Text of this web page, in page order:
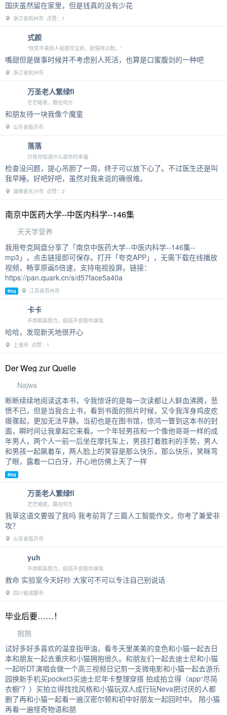
国庆虽然留在家里，但是钱真的没有少花
浙江省杭州市 点赞：1
式颜
“欣赏不来别人视若珍宝的，就保持沉默。”
嘴甜但是做事时候并不考虑别人死活，也算是口蜜腹剑的一种吧
浙江省杭州市
万圣老人繁绿fl
茫茫暗夜，路在何方
和朋友待一块我像个魔童
山东省临沂市
落落
只有你知道什么是你的幸福
检查没问题，提心吊胆了一周，终于可以放下心了。不过医生还是叫
我早睡。好吧好吧，虽然对我来说的确很难。
湖南省长沙市 点赞：2
南京中医药大学--中医内科学--146集
天天学营养
我用夸克网盘分享了「南京中医药大学--中医内科学--146集--
mp3」，点击链接即可保存。打开「夸克APP」，无需下载在线播放
视频，畅享原画5倍速，支持电视投屏。链接：
https://pan.quark.cn/s/d57face5a40a
Blog 江苏省苏州市
卡卡
不用假装努力，结局不会陪你演戏
哈哈，发现新天地很开心
上海市 点赞：1
Der Weg zur Quelle
Najwa
断断续续地阅读这本书，令我惊讶的是每一次读都让人鲜血沸腾，悲
愤不已，但是当我合上书，看到书面的照片时候，又令我浑身鸡皮疙
瘩骤起，更加无法平静。当初也是在图书馆，惊鸿一瞥到这本书的封
面，瞬时间让我拿起它来看。一个年轻男孩和一个像他哥哥一样的成
年男人，两个人一前一后坐在摩托车上，男孩打着胜利的手势，男人
和男孩一起飙着车，两人脸上的笑容是那么快乐，那么快乐，笑眯弯
了眼，露着一口白牙，开心地仿佛上天了一样
Blog
万圣老人繁绿fl
茫茫暗夜，路在何方
我草这语文要毁了我吗 我考前背了三篇人工智能作文，你考了兼爱非
攻？
山东省临沂市
yuh
不用假装努力，结局不会陪你演戏
救命 实验室今天好吵 大家可不可以专注自己别说话
四川省成都市
毕业后要……！
抱抱
试好多好多喜欢的温变指甲油，看冬天里美美的变色和小猫一起去日
本和朋友一起去重庆和小猫拥抱很久。和朋友们一起去迪士尼和小猫
一起听DT演唱会做一个高三视频日记剪一支微电影和小猫一起去游乐
园换新手机买pocket3买迪士尼年卡整理穿搭 拍成拍立得（app“尽简
衣橱”？）买拍立得找找风格和小猫玩双人成行玩Neva把讨厌的人都
删了再和小猫一起看一遍汉密尔顿和初中好朋友一起回时中。 陪小猫
再看一遍怪奇物语和朋